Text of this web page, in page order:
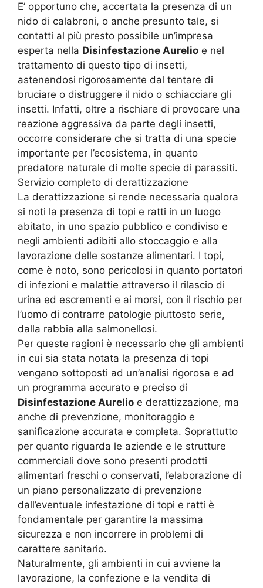
E’ opportuno che, accertata la presenza di un
nido di calabroni, o anche presunto tale, si
contatti al più presto possibile un’impresa
esperta nella Disinfestazione Aurelio e nel
trattamento di questo tipo di insetti,
astenendosi rigorosamente dal tentare di
bruciare o distruggere il nido o schiacciare gli
insetti. Infatti, oltre a rischiare di provocare una
reazione aggressiva da parte degli insetti,
occorre considerare che si tratta di una specie
importante per l’ecosistema, in quanto
predatore naturale di molte specie di parassiti.
Servizio completo di derattizzazione
La derattizzazione si rende necessaria qualora
si noti la presenza di topi e ratti in un luogo
abitato, in uno spazio pubblico e condiviso e
negli ambienti adibiti allo stoccaggio e alla
lavorazione delle sostanze alimentari. I topi,
come è noto, sono pericolosi in quanto portatori
di infezioni e malattie attraverso il rilascio di
urina ed escrementi e ai morsi, con il rischio per
l’uomo di contrarre patologie piuttosto serie,
dalla rabbia alla salmonellosi.
Per queste ragioni è necessario che gli ambienti
in cui sia stata notata la presenza di topi
vengano sottoposti ad un’analisi rigorosa e ad
un programma accurato e preciso di
Disinfestazione Aurelio e derattizzazione, ma
anche di prevenzione, monitoraggio e
sanificazione accurata e completa. Soprattutto
per quanto riguarda le aziende e le strutture
commerciali dove sono presenti prodotti
alimentari freschi o conservati, l’elaborazione di
un piano personalizzato di prevenzione
dall’eventuale infestazione di topi e ratti è
fondamentale per garantire la massima
sicurezza e non incorrere in problemi di
carattere sanitario.
Naturalmente, gli ambienti in cui avviene la
lavorazione, la confezione e la vendita di